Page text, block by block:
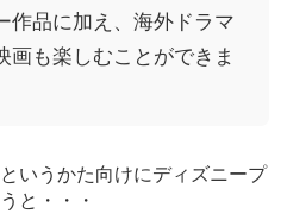
作品に加え、海外ドラマ
画も楽しむことができま
いうかた向けにディズニープ
と・・・